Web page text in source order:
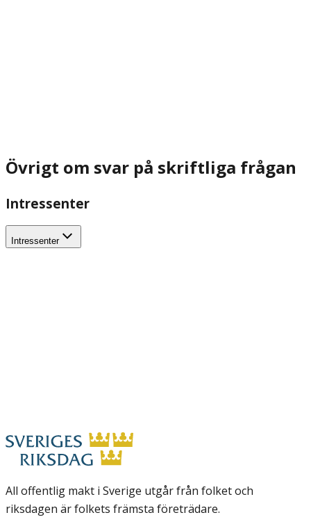
Övrigt om svar på skriftliga frågan
Intressenter
Intressenter
All offentlig makt i Sverige utgår från folket och
riksdagen är folkets främsta företrädare.